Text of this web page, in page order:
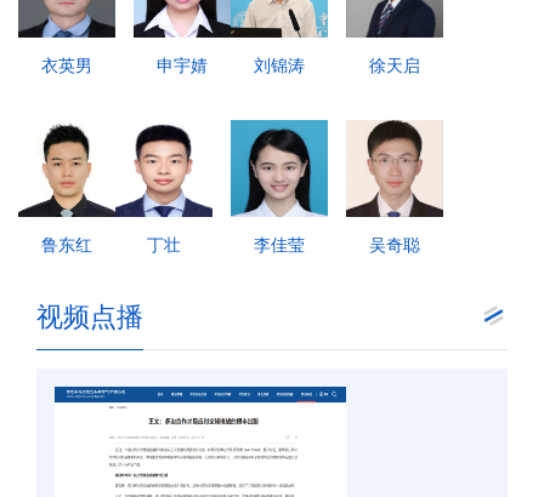
衣英男 申宇婧 刘锦涛 徐天启
鲁东红 丁壮 李佳莹 吴奇聪
视频点播